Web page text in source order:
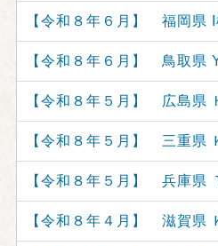
【令和８年６月】 福岡県 I
【令和８年６月】 鳥取県
【令和８年５月】 広島県
【令和８年５月】 三重県
【令和８年５月】 兵庫県
【令和８年４月】 滋賀県